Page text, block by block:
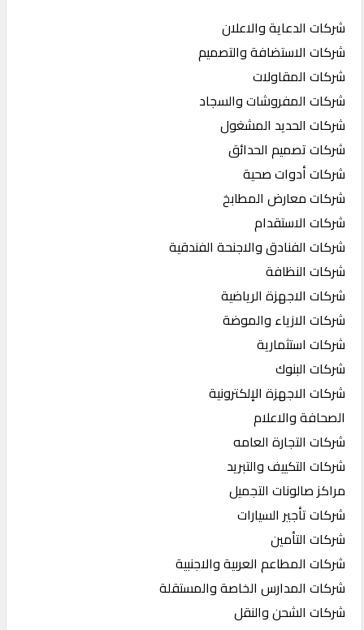
شركات الدعاية والاعلان
شركات الاستضافة والتصميم
شركات المقاولات
شركات المفروشات والسجاد
شركات الحديد المشغول
شركات تصميم الحدائق
شركات أدوات صحية
شركات معارض المطابخ
شركات الاستقدام
شركات الفنادق والاجنحة الفندقية
شركات النظافة
شركات الاجهزة الرياضية
شركات الازياء والموضة
شركات استثمارية
شركات البنوك
شركات الاجهزة الإلكترونية
الصحافة والاعلام
شركات التجارة العامه
شركات التكييف والتبريد
مراكز صالونات التجميل
شركات تأجير السيارات
شركات التأمين
شركات المطاعم العربية والاجنبية
شركات المدارس الخاصة والمستقلة
شركات الشحن والنقل